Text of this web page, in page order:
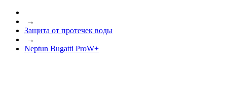
→
Защита от протечек воды
→
Neptun Bugatti ProW+